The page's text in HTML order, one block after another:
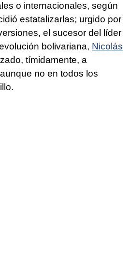
o internacionales, según
estatalizarlas; urgido por
el sucesor del líder
bolivariana, Nicolás
tímidamente, a
no en todos los